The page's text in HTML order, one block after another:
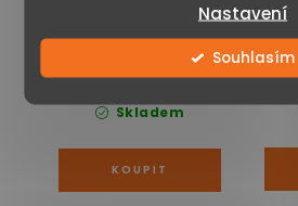
Nastavení
Souhlasím
Skladem